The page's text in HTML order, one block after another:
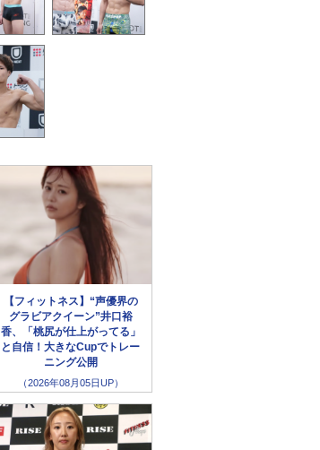
【フィットネス】“声優界の
グラビアクイーン”井口裕
香、「桃尻が仕上がってる」
と自信！大きなCupでトレー
ニング公開
（2026年08月05日UP）